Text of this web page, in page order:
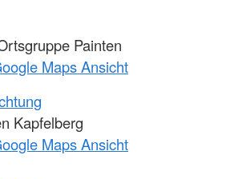
Painten
Maps Ansicht
Kapfelberg
Maps Ansicht